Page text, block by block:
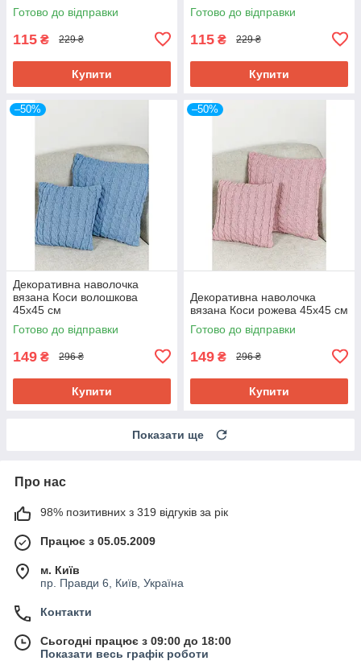
Готово до відправки
115 ₴ 229 ₴
Купити
Готово до відправки
115 ₴ 229 ₴
Купити
–50%
Декоративна наволочка
вязана Коси волошкова
45х45 см
Готово до відправки
149 ₴ 296 ₴
Купити
–50%
Декоративна наволочка
вязана Коси рожева 45х45 см
Готово до відправки
149 ₴ 296 ₴
Купити
Показати ще
Про нас
98% позитивних з 319 відгуків за рік
Працює з 05.05.2009
м. Київ
пр. Правди 6, Київ, Україна
Контакти
Сьогодні працює з 09:00 до 18:00
Показати весь графік роботи